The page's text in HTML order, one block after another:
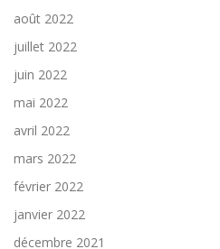
août 2022
juillet 2022
juin 2022
mai 2022
avril 2022
mars 2022
février 2022
janvier 2022
décembre 2021